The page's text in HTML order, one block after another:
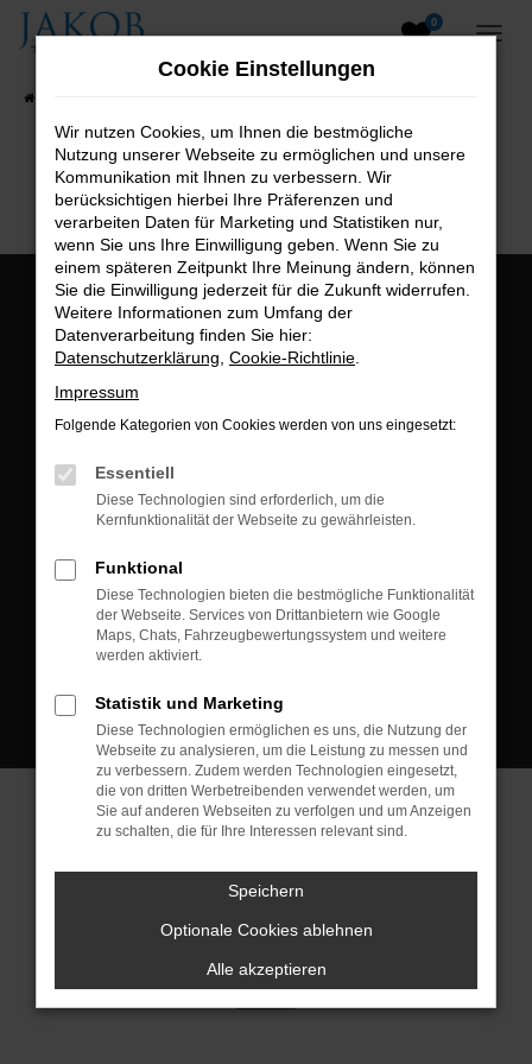
Zum
0
B2B-Shop
Öffnungszeiten:
Montag bis Freitag:
Postadresse:
Kontakt:
Tel.: +49 3745 760 90 20
Fax: +49 3745 760 90 21
Mail: fj@jakob-trading.com
Cookie Einstellungen
© 2026 Jakob Trading GmbH | Neustädter Straße 1 | DE-08223
Neustadt/Vogtland | fj@jakob-trading.com | Webdesign by audaris.de
Cookie Einstellungen
Wir nutzen Cookies, um Ihnen die bestmögliche
Nutzung unserer Webseite zu ermöglichen und unsere
Kommunikation mit Ihnen zu verbessern. Wir
berücksichtigen hierbei Ihre Präferenzen und
verarbeiten Daten für Marketing und Statistiken nur,
wenn Sie uns Ihre Einwilligung geben. Wenn Sie zu
einem späteren Zeitpunkt Ihre Meinung ändern, können
Sie die Einwilligung jederzeit für die Zukunft widerrufen.
Weitere Informationen zum Umfang der
Datenverarbeitung finden Sie hier:
Datenschutzerklärung Cookie-Richtlinie
Impressum
Folgende Kategorien von Cookies werden von uns eingesetzt:
Essentiell
Diese Technologien sind erforderlich, um die
Kernfunktionalität der Webseite zu gewährleisten.
Funktional
Diese Technologien bieten die bestmögliche Funktionalität
der Webseite. Services von Drittanbietern wie Google
Maps, Chats, Fahrzeugbewertungssystem und weitere
werden aktiviert.
Statistik und Marketing
Diese Technologien ermöglichen es uns, die Nutzung der
Webseite zu analysieren, um die Leistung zu messen und
zu verbessern. Zudem werden Technologien eingesetzt,
die von dritten Werbetreibenden verwendet werden, um
Sie auf anderen Webseiten zu verfolgen und um Anzeigen
zu schalten, die für Ihre Interessen relevant sind.
Speichern
Optionale Cookies ablehnen
Alle akzeptieren